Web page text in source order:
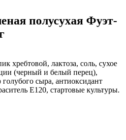
полусухая Фуэт-
хребтовой, лактоза, соль, сухое
(черный и белый перец),
сыра, антиоксидант
Е120, стартовые культуры.